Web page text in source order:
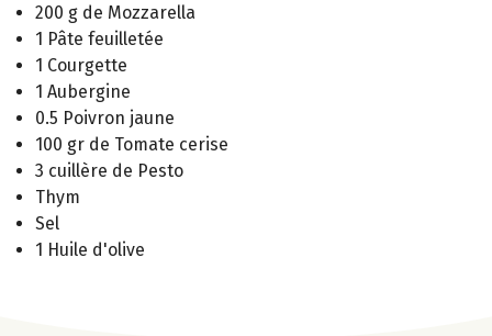
200 g de Mozzarella
1 Pâte feuilletée
1 Courgette
1 Aubergine
0.5 Poivron jaune
100 gr de Tomate cerise
3 cuillère de Pesto
Thym
Sel
1 Huile d'olive